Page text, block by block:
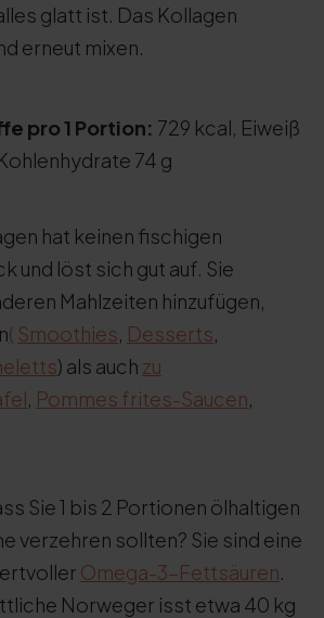
glatt ist. Das Kollagen
erneut mixen.
pro 1 Portion: 729 kcal, Eiweiß
74 g
hat keinen fischigen
und löst sich gut auf. Sie
Mahlzeiten hinzufügen,
( Smoothies Desserts
) als auch zu
Pommes frites-Saucen
Sie 1 bis 2 Portionen ölhaltigen
verzehren sollten? Sie sind eine
Omega-3-Fettsäuren
Norweger isst etwa 40 kg